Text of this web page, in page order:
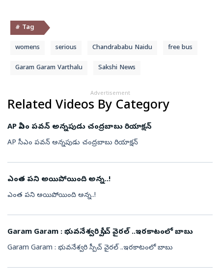
# Tag
womens serious Chandrababu Naidu free bus
Garam Garam Varthalu Sakshi News
Advertisement
Related Videos By Category
AP సీఎం పవన్ అన్నపుడు చంద్రబాబు రియాక్షన్
AP సీఎం పవన్ అన్నపుడు చంద్రబాబు రియాక్షన్
ఎంత పని అయిపోయింది అన్న..!
ఎంత పని అయిపోయింది అన్న..!
Garam Garam : భువనేశ్వరి స్పీచ్ వైరల్ ..ఇరకాటంలో బాబు
Garam Garam : భువనేశ్వరి స్పీచ్ వైరల్ ..ఇరకాటంలో బాబు